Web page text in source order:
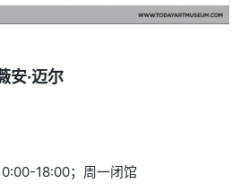
安·迈尔
18:00；周一闭馆